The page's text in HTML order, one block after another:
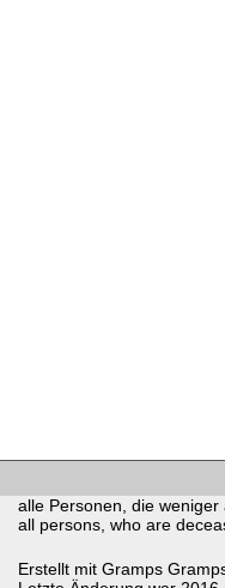
alle Personen, die
all persons, who are
Erstellt mit Gramps